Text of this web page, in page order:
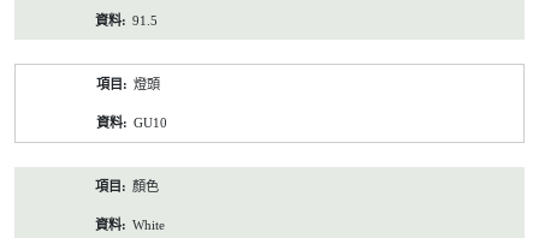
91.5
燈頭
GU10
顏色
White